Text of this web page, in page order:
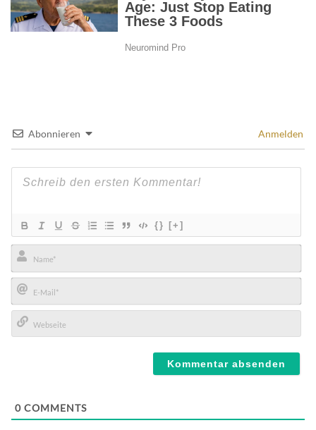
Abonnieren Anmelden
{} [+]
Name*
E-
Mail*
0 COMMENTS